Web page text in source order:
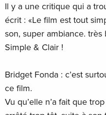
Il y a une critique qui a
écrit : «Le film est tout
son, super ambiance. très
Simple & Clair !
Bridget Fonda : c’est
ce film.
Vu qu’elle n’a fait que